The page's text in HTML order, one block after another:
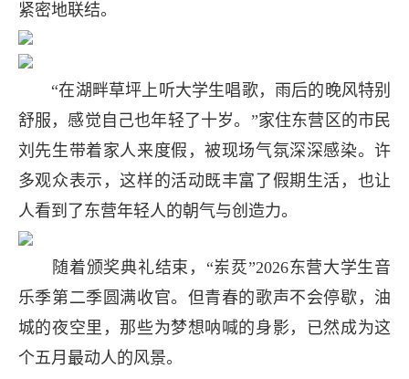
紧密地联结。
“在湖畔草坪上听大学生唱歌，雨后的晚风特别
舒服，感觉自己也年轻了十岁。”家住东营区的市民
刘先生带着家人来度假，被现场气氛深深感染。许
多观众表示，这样的活动既丰富了假期生活，也让
人看到了东营年轻人的朝气与创造力。
随着颁奖典礼结束，“岽烎”2026东营大学生音
乐季第二季圆满收官。但青春的歌声不会停歇，油
城的夜空里，那些为梦想呐喊的身影，已然成为这
个五月最动人的风景。